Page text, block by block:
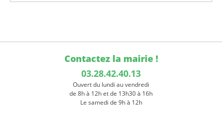
Contactez la mairie !
03.28.42.40.13
Ouvert du lundi au vendredi
de 8h à 12h et de 13h30 à 16h
Le samedi de 9h à 12h